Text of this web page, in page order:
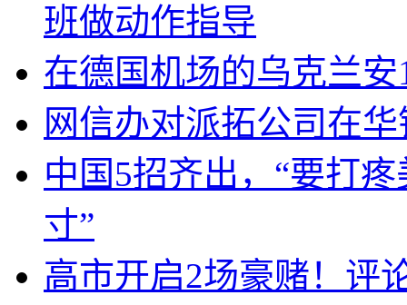
班做动作指导
在德国机场的乌克兰
网信办对派拓公司在
中国5招齐出，“要打
寸”
高市开启2场豪赌！评